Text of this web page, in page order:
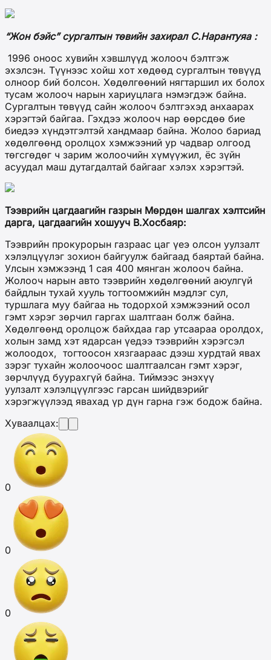
“Жон бэйс” сургалтын төвийн захирал С.Нарантуяа :
1996 оноос хувийн хэвшлүүд жолооч бэлтгэж
эхэлсэн. Түүнээс хойш хот хөдөөд сургалтын төвүүд
олноор бий болсон. Хөдөлгөөний нягтаршил их болох
тусам жолооч нарын хариуцлага нэмэгдэж байна.
Сургалтын төвүүд сайн жолооч бэлтгэхэд анхаарах
хэрэгтэй байгаа. Гэхдээ жолооч нар өөрсдөө бие
биедээ хүндэтгэлтэй хандмаар байна. Жолоо бариад
хөдөлгөөнд оролцох хэмжээний ур чадвар олгоод
төгсгөдөг ч зарим жолоочийн хүмүүжил, ёс зүйн
асуудал маш дутагдалтай байгааг хэлэх хэрэгтэй.
Тээврийн цагдаагийн газрын Мөрдөн шалгах хэлтсийн
дарга, цагдаагийн хошууч В.Хосбаяр:
Тээврийн прокурорын газраас цаг үеэ олсон уулзалт
хэлэлцүүлэг зохион байгуулж байгаад баяртай байна.
Улсын хэмжээнд 1 сая 400 мянган жолооч байна.
Жолооч нарын авто тээврийн хөдөлгөөний аюулгүй
байдлын тухай хууль тогтоомжийн мэдлэг сул,
туршлага муу байгаа нь тодорхой хэмжээний осол
гэмт хэрэг зөрчил гаргах шалтгаан болж байна.
Хөдөлгөөнд оролцож байхдаа гар утсаараа оролдох,
холын замд хэт ядарсан үедээ тээврийн хэрэгсэл
жолоодох, тогтоосон хязгаараас дээш хурдтай явах
зэрэг тухайн жолоочоос шалтгаалсан гэмт хэрэг,
зөрчлүүд буурахгүй байна. Тиймээс энэхүү
уулзалт хэлэлцүүлгээс гарсан шийдвэрийг
хэрэгжүүлээд явахад үр дүн гарна гэж бодож байна.
Хуваалцах:
0
0
0